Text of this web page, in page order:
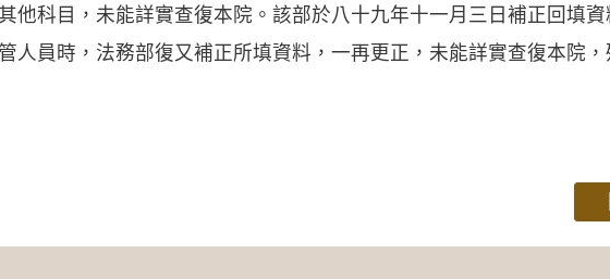
他科目，未能詳實查復本院。該部於八十九年十一月三日補正回填
人員時，法務部復又補正所填資料，一再更正，未能詳實查復本院，